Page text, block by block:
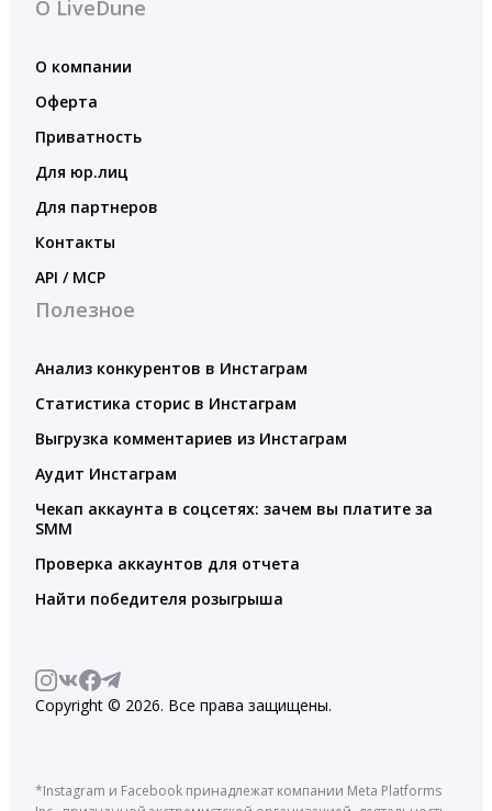
О LiveDune
О компании
Оферта
Приватность
Для юр.лиц
Для партнеров
Контакты
API / MCP
Полезное
Анализ конкурентов в Инстаграм
Статистика сторис в Инстаграм
Выгрузка комментариев из Инстаграм
Аудит Инстаграм
Чекап аккаунта в соцсетях: зачем вы платите за
SMM
Проверка аккаунтов для отчета
Найти победителя розыгрыша
Copyright © 2026. Все права защищены.
*Instagram и Facebook принадлежат компании Meta Platforms